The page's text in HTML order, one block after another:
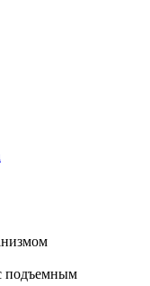
подъемным